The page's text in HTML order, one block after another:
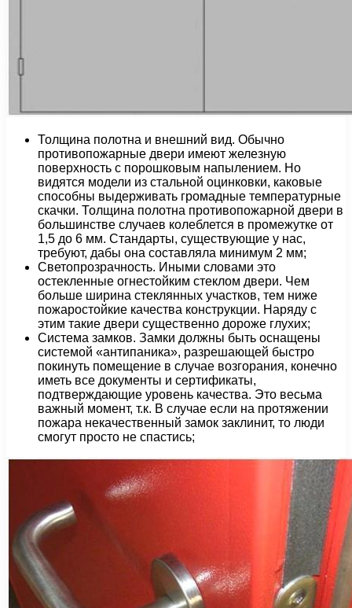
Толщина полотна и внешний вид. Обычно
противопожарные двери имеют железную
поверхность с порошковым напылением. Но
видятся модели из стальной оцинковки, каковые
способны выдерживать громадные температурные
скачки. Толщина полотна противопожарной двери в
большинстве случаев колеблется в промежутке от
1,5 до 6 мм. Стандарты, существующие у нас,
требуют, дабы она составляла минимум 2 мм;
Светопрозрачность. Иными словами это
остекленные огнестойким стеклом двери. Чем
больше ширина стеклянных участков, тем ниже
пожаростойкие качества конструкции. Наряду с
этим такие двери существенно дороже глухих;
Система замков. Замки должны быть оснащены
системой «антипаника», разрешающей быстро
покинуть помещение в случае возгорания, конечно
иметь все документы и сертификаты,
подтверждающие уровень качества. Это весьма
важный момент, т.к. В случае если на протяжении
пожара некачественный замок заклинит, то люди
смогут просто не спастись;